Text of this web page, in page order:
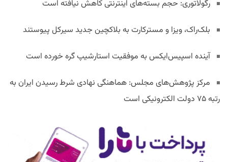
رگولاتوری: حجم بسته‌های اینترنتی کاهش نیافته است
بلک‌راک، ویزا و مسترکارت به بلاکچین جدید سیرکل پیوستند
آینده اسپیس‌ایکس به موفقیت استارشیپ گره خورده است
مرکز پژوهش‌های مجلس: هماهنگی نهادی شرط رسیدن ایران به
رتبه ۷۵ دولت الکترونیکی است